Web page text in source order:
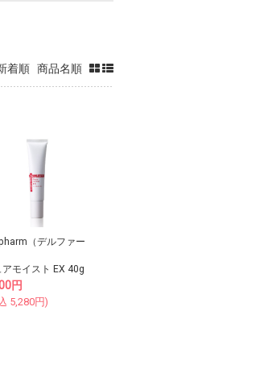
着順 商品名順
（デルファー
アモイスト EX 40g
円
5,280円)